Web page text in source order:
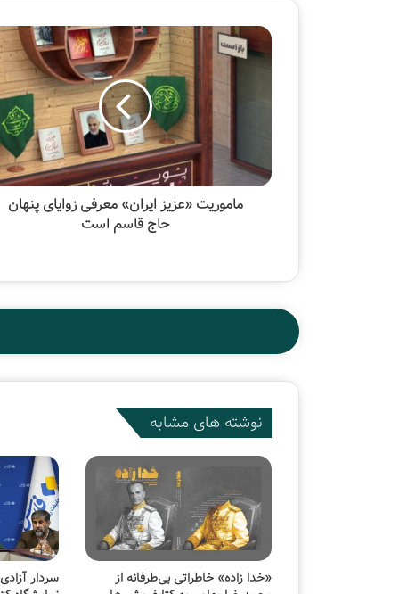
ماموریت «عزیز ایران» معرفی زوایای پنهان
حاج قاسم است
نوشته های مشابه
«خدا زاده» خاطراتی بی‌طرفانه از